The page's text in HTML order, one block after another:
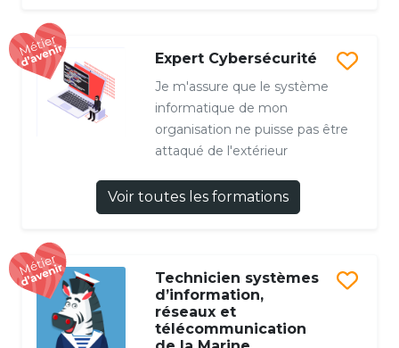
Expert Cybersécurité
Je m'assure que le système
informatique de mon
organisation ne puisse pas être
attaqué de l'extérieur
Voir toutes les formations
Technicien systèmes
d’information,
réseaux et
télécommunication